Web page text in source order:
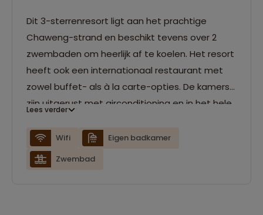
Dit 3-sterrenresort ligt aan het prachtige
Chaweng-strand en beschikt tevens over 2
zwembaden om heerlijk af te koelen. Het resort
heeft ook een internationaal restaurant met
zowel buffet- als à la carte-opties. De kamers
zijn uitgerust met airconditioning en in het hele
Lees verder
Wifi
Eigen badkamer
Zwembad